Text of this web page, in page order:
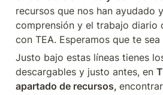
recursos que nos han ayudado
comprensión y el trabajo diario
con TEA. Esperamos que te
Justo bajo estas líneas tienes
descargables y justo antes, en
apartado de recursos,